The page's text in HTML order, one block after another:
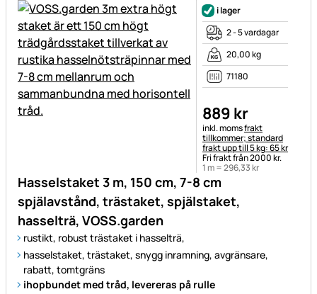
Hasselstaket 3 m, 150 cm, 7-8 cm
spjälavstånd, trästaket, spjälstaket,
hasselträ, VOSS.garden
rustikt, robust trästaket i hasselträ,
hasselstaket, trästaket, snygg inramning, avgränsare,
rabatt, tomtgräns
ihopbundet med tråd, levereras på rulle
i lager
2 - 5 vardagar
20,00 kg
71180
889 kr
Skatteinformation:
inkl. momsfrakt
tillkommer; standard
frakt upp till 5 kg: 65 kr
Fri frakt från 2000 kr.
1 m =296,33kr